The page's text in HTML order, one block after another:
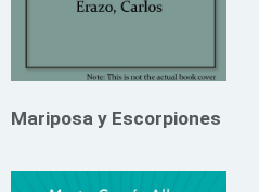
Mariposa y Escorpiones